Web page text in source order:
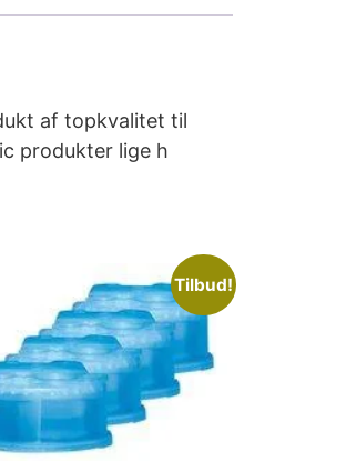
af topkvalitet til
produkter lige h
Tilbud!